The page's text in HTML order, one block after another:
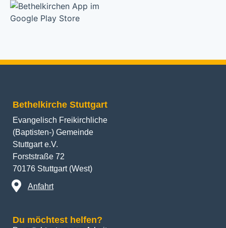
Bethelkirche Stuttgart
Evangelisch Freikirchliche
(Baptisten-) Gemeinde
Stuttgart e.V.
Forststraße 72
70176 Stuttgart (West)
Anfahrt
Du möchtest helfen?